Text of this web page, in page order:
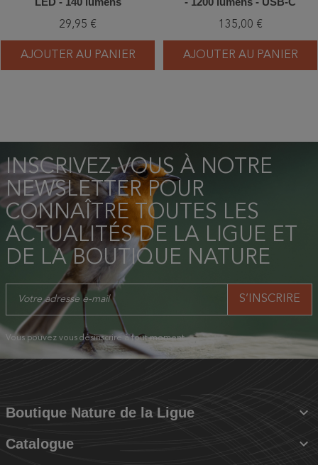
29,95 €
AJOUTER AU PANIER
135,00 €
AJOUTER AU PANIER
INSCRIVEZ-VOUS À NOTRE
NEWSLETTER POUR
CONNAÎTRE TOUTES LES
ACTUALITÉS DE LA LIGUE ET
DE LA BOUTIQUE NATURE
Vous pouvez vous désinscrire à tout moment.
Boutique Nature de la Ligue 
Catalogue 